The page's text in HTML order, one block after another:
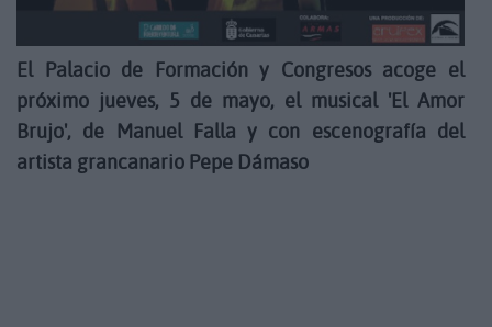
El Palacio de Formación y Congresos acoge el
próximo jueves, 5 de mayo, el musical 'El Amor
Brujo', de Manuel Falla y con escenografía del
artista grancanario Pepe Dámaso